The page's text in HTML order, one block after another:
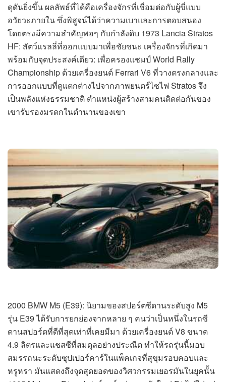
ดุดันยิ่งขึ้น ผลลัพธ์ที่ได้คือเครื่องจักรที่เชื่อมต่อกับผู้ขี่แบบ
อวัยวะภายใน ซึ่งพิสูจน์ได้ว่าความเบาและการตอบสนอง
โดยตรงมีความสำคัญพอๆ กับกำลังดิบ 1973 Lancia Stratos
HF: สัตว์แรลลี่ที่ออกแบบมาเพื่อชัยชนะ เครื่องจักรที่เกิดมา
พร้อมกับจุดประสงค์เดียว: เพื่อครองแชมป์ World Rally
Championship ด้วยเครื่องยนต์ Ferrari V6 ที่วางตรงกลางและ
การออกแบบที่ดูแตกต่างไปจากภาพยนตร์ไซไฟ Stratos จึง
เป็นพลังแห่งธรรมชาติ ตำแหน่งผู้สร้างสามคนติดต่อกันของ
เขารับรองมรดกในตำนานของเขา
2000 BMW M5 (E39): นิยามของสปอร์ตซีดานระดับสูง M5
รุ่น E39 ได้รับการยกย่องจากหลาย ๆ คนว่าเป็นหนึ่งในรถซี
ดานสปอร์ตที่ดีที่สุดเท่าที่เคยมีมา ด้วยเครื่องยนต์ V8 ขนาด
4.9 ลิตรและแชสซีที่สมดุลอย่างประณีต ทำให้รถรุ่นนี้มอบ
สมรรถนะระดับซุปเปอร์คาร์ในแพ็คเกจที่สุขุมรอบคอบและ
หรูหรา มันแสดงถึงจุดสุดยอดของวิศวกรรมเยอรมันในยุคนั้น